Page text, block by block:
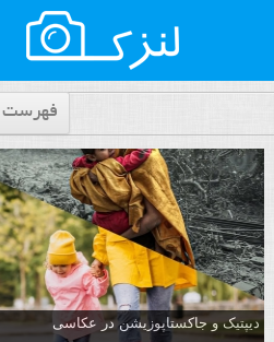
فهرست
دیپتیک و جاکستا‌پوزیشن در عکاسی